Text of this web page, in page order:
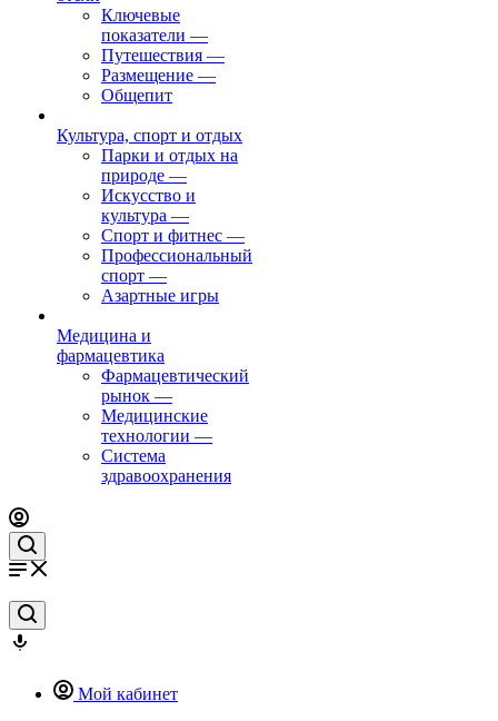
Ключевые
показатели —
Путешествия —
Размещение —
Общепит
Культура, спорт и отдых
Парки и отдых на
природе —
Искусство и
культура —
Спорт и фитнес —
Профессиональный
спорт —
Азартные игры
Медицина и
фармацевтика
Фармацевтический
рынок —
Медицинские
технологии —
Система
здравоохранения
Мой кабинет